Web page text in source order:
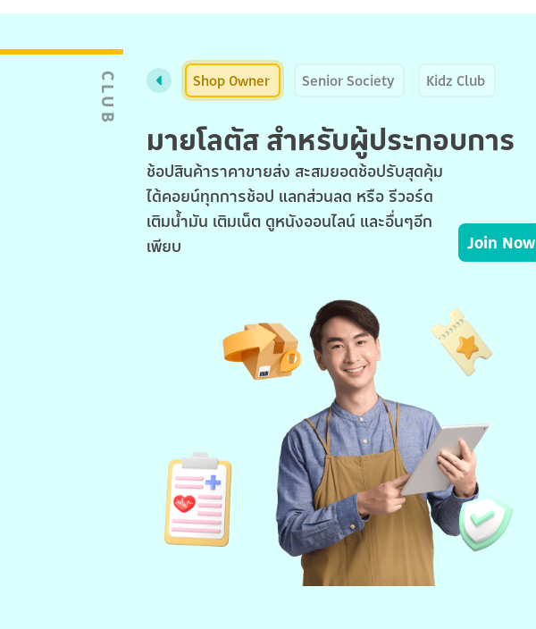
CLUB Shop Owner Senior Society Kidz Club
มายโลตัส สำหรับผู้ประกอบการ
ช้อปสินค้าราคาขายส่ง สะสมยอดช้อปรับสุดคุ้ม
ได้คอยน์ทุกการช้อป แลกส่วนลด หรือ รีวอร์ด
เติมน้ำมัน เติมเน็ต ดูหนังออนไลน์ และอื่นๆอีก
เพียบ
Join Now